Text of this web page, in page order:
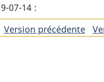
07-14 :
Version précédentede